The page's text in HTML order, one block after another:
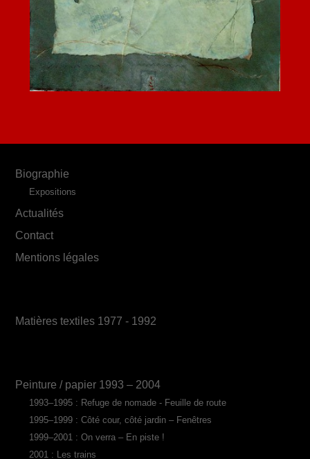
Biographie
Expositions
Actualités
Contact
Mentions légales
Matières textiles 1977 - 1992
Peinture / papier 1993 – 2004
1993–1995 : Refuge de nomade - Feuille de route
1995–1999 : Côté cour, côté jardin – Fenêtres
1999–2001 : On verra – En piste !
2001 : Les trains